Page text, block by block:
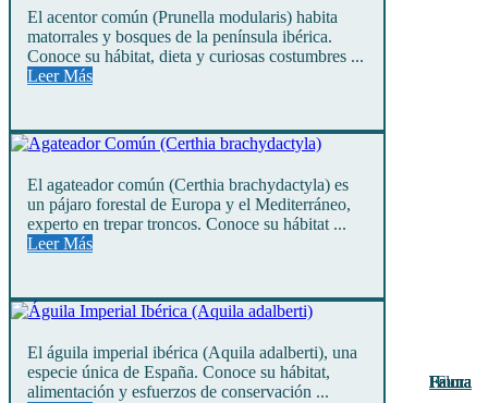
Fauna
Fauna
Fauna
El acentor común (Prunella modularis) habita
matorrales y bosques de la península ibérica.
Conoce su hábitat, dieta y curiosas costumbres ...
Leer Más
Fauna
El agateador común (Certhia brachydactyla) es
un pájaro forestal de Europa y el Mediterráneo,
experto en trepar troncos. Conoce su hábitat ...
Leer Más
Fauna
El águila imperial ibérica (Aquila adalberti), una
especie única de España. Conoce su hábitat,
alimentación y esfuerzos de conservación ...
Fauna
Fauna
Fauna
Fauna
Fauna
Fauna
Flora
Fauna